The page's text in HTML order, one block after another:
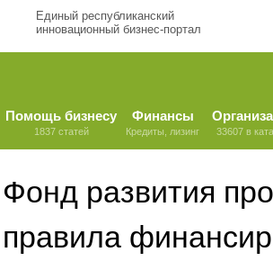
Единый республиканский
инновационный бизнес-портал
Помощь бизнесу
1837 статей
Финансы
Кредиты, лизинг 33607 в
Фонд развития
правила